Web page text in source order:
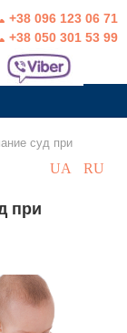
+38 096 123 06 71
+38 050 301 53 99
суд при
UA RU
при